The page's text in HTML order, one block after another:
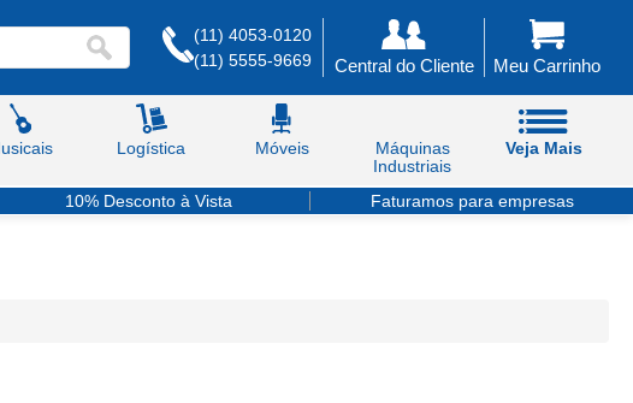
(11) 4053-0120
(11) 5555-9669
Central do Cliente Meu Carrinho
Logística Móveis
Máquinas
Industriais
Veja Mais
10% Desconto à Vista Faturamos para empresas